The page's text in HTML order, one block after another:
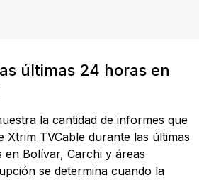
últimas 24 horas en
la cantidad de informes que
Xtrim TVCable durante las últimas
Bolívar, Carchi y áreas
se determina cuando la